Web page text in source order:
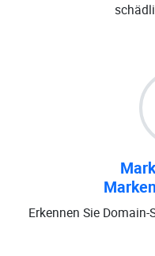
Erkennen Sie